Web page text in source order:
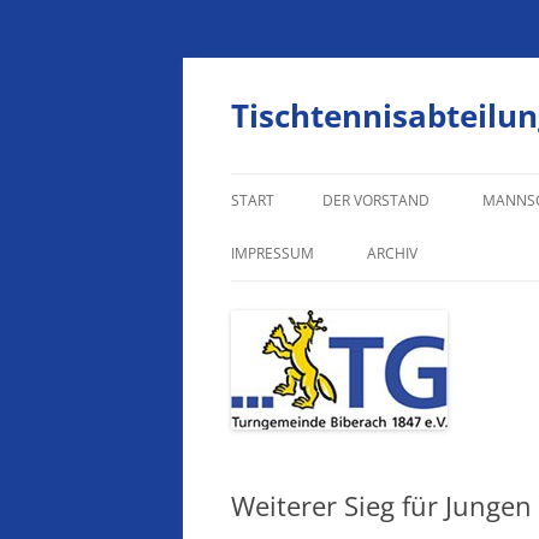
Zum
springen
START DER VORSTAND
IMPRESSUM
DATENSCHUTZERKLÄRUNG
ARCHIV
Weiterer Sieg für Jungen